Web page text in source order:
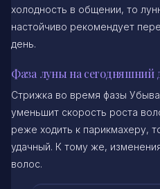
холодность в общении, то
настойчиво рекомендует
день.
Фаза луны на
Стрижка во время фазы
уменьшит скорость роста
реже ходить к парикмахеру,
удачный. К тому же,
волос.